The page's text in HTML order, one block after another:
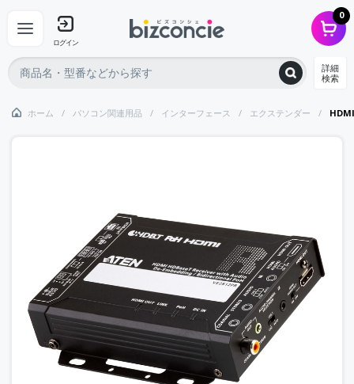
ログイン
0
詳細
検索
ホーム パソコン関連用品 インターフェース エクステンダー